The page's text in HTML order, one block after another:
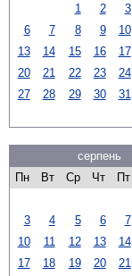
1
2 3
6
7 8 9 10
13
14 15 16 17
20
21 22 23 24
27
28 29 30 31
серпень
Пн
Вт Ср Чт Пт
3
4 5 6 7
10
11 12 13 14
17
18 19 20 21